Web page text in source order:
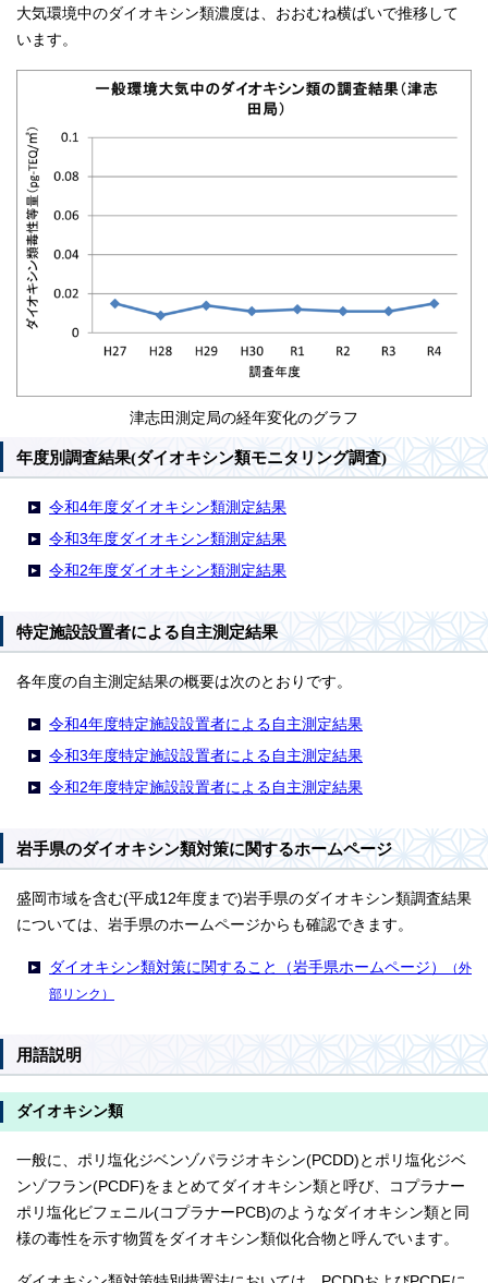
大気環境中のダイオキシン類濃度は、おおむね横ばいで推移して
います。
津志田測定局の経年変化のグラフ
年度別調査結果(ダイオキシン類モニタリング調査)
令和4年度ダイオキシン類測定結果
令和3年度ダイオキシン類測定結果
令和2年度ダイオキシン類測定結果
特定施設設置者による自主測定結果
各年度の自主測定結果の概要は次のとおりです。
令和4年度特定施設設置者による自主測定結果
令和3年度特定施設設置者による自主測定結果
令和2年度特定施設設置者による自主測定結果
岩手県のダイオキシン類対策に関するホームページ
盛岡市域を含む(平成12年度まで)岩手県のダイオキシン類調査結果
については、岩手県のホームページからも確認できます。
ダイオキシン類対策に関すること（岩手県ホームページ）
（外
部リンク）
用語説明
ダイオキシン類
一般に、ポリ塩化ジベンゾパラジオキシン(PCDD)とポリ塩化ジベ
ンゾフラン(PCDF)をまとめてダイオキシン類と呼び、コプラナー
ポリ塩化ビフェニル(コプラナーPCB)のようなダイオキシン類と同
様の毒性を示す物質をダイオキシン類似化合物と呼んでいます。